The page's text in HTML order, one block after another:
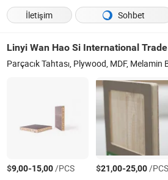
İletişim
Sohbet
Linyi Wan Hao Si International
$9,00-15,00/PCS $21,00-25,00/PCS